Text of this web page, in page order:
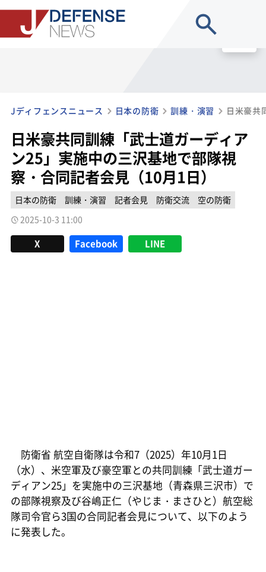
Jディフェンスニュース 日本の防衛 訓練・演習
日米豪共同訓練「武士道ガーディア
ン25」実施中の三沢基地で部隊視
察・合同記者会見（10月1日）
日本の防衛 訓練・演習 記者会見 防衛交流
空の防衛
2025-10-3 11:00
X Facebook LINE
防衛省 航空自衛隊は令和7（2025）年10月1日
（水）、米空軍及び豪空軍との共同訓練「武士道ガー
ディアン25」を実施中の三沢基地（青森県三沢市）で
の部隊視察及び谷嶋正仁（やじま・まさひと）航空総
隊司令官ら3国の合同記者会見について、以下のよう
に発表した。